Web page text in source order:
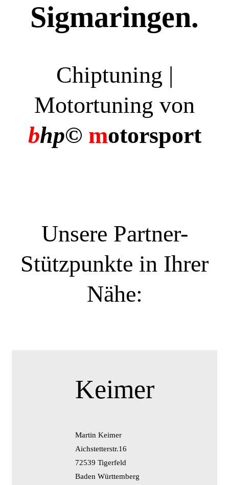
Sigmaringen.
Chiptuning |
Motortuning von
bhp© motorsport
Unsere Partner-
Stützpunkte in Ihrer
Nähe:
Keimer
Martin Keimer
Aichstetterstr.16
72539 Tigerfeld
Baden Württemberg